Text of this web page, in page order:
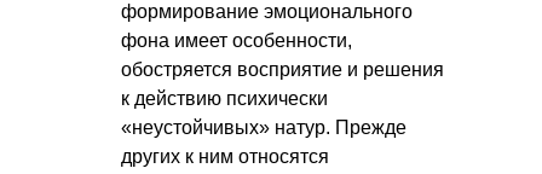
формирование эмоционального
фона имеет особенности,
обостряется восприятие и решения
к действию психически
«неустойчивых» натур. Прежде
других к ним относятся